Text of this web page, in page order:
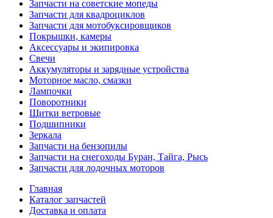
Запчасти на советские мопеды
Запчасти для квадроциклов
Запчасти для мотобуксировщиков
Покрышки, камеры
Аксессуары и экипировка
Свечи
Аккумуляторы и зарядные устройства
Моторное масло, смазки
Лампочки
Поворотники
Щитки ветровые
Подшипники
Зеркала
Запчасти на бензопилы
Запчасти на снегоходы Буран, Тайга, Рысь
Запчасти для лодочных моторов
Главная
Каталог запчастей
Доставка и оплата